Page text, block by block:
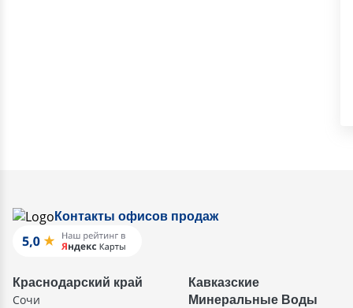
Контакты офисов продаж
Краснодарский край
Сочи
Кавказские
Минеральные Воды